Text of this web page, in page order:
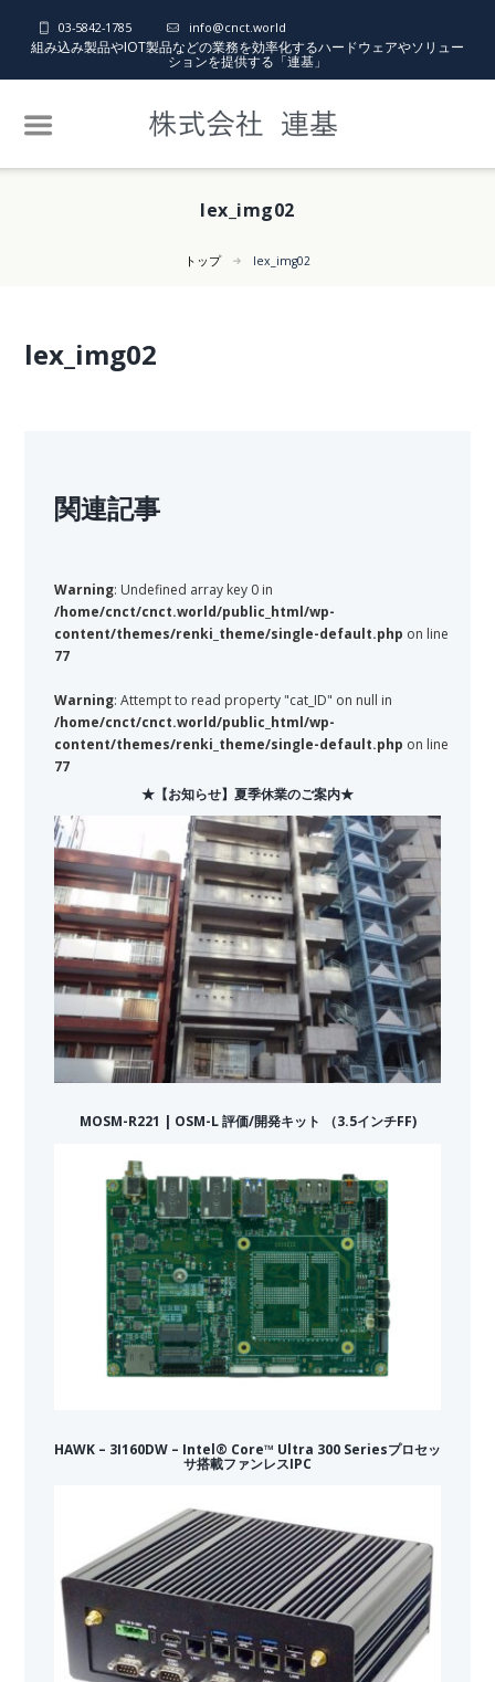
03-5842-1785 info@cnct.world
組み込み製品やIOT製品などの業務を効率化するハードウェアやソリュー
ションを提供する「連基」
lex_img02
トップ lex_img02
lex_img02
関連記事
Warning: Undefined array key 0 in
/home/cnct/cnct.world/public_html/wp-
content/themes/renki_theme/single-default.php on line
77
Warning: Attempt to read property "cat_ID" on null in
/home/cnct/cnct.world/public_html/wp-
content/themes/renki_theme/single-default.php on line
77
★【お知らせ】夏季休業のご案内★
MOSM-R221 | OSM-L 評価/開発キット （3.5インチFF)
HAWK – 3I160DW – Intel® Core™ Ultra 300 Seriesプロセッ
サ搭載ファンレスIPC